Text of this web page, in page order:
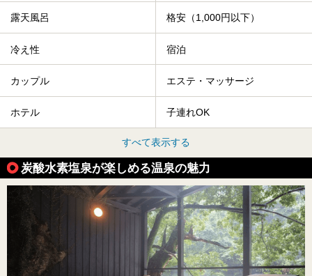
露天風呂 格安（1,000円以下）
冷え性 宿泊
カップル エステ・マッサージ
ホテル 子連れOK
すべて表示する
炭酸水素塩泉が楽しめる温泉の魅力